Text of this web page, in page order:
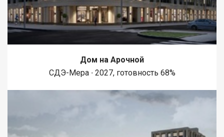
Дом на Арочной
СДЭ-Мера ∙ 2027, готовность 68%